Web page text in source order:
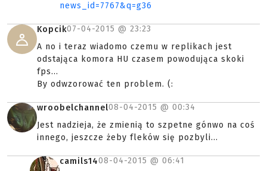
news_id=7767&q=g36
Kopcik07-04-2015 @ 23:23
A no i teraz wiadomo czemu w replikach jest
odstająca komora HU czasem powodująca skoki
fps...
By odwzorować ten problem. (:
wroobelchannel08-04-2015 @ 00:34
Jest nadzieja, że zmienią to szpetne gónwo na coś
innego, jeszcze żeby fleków się pozbyli...
camils1408-04-2015 @ 06:41